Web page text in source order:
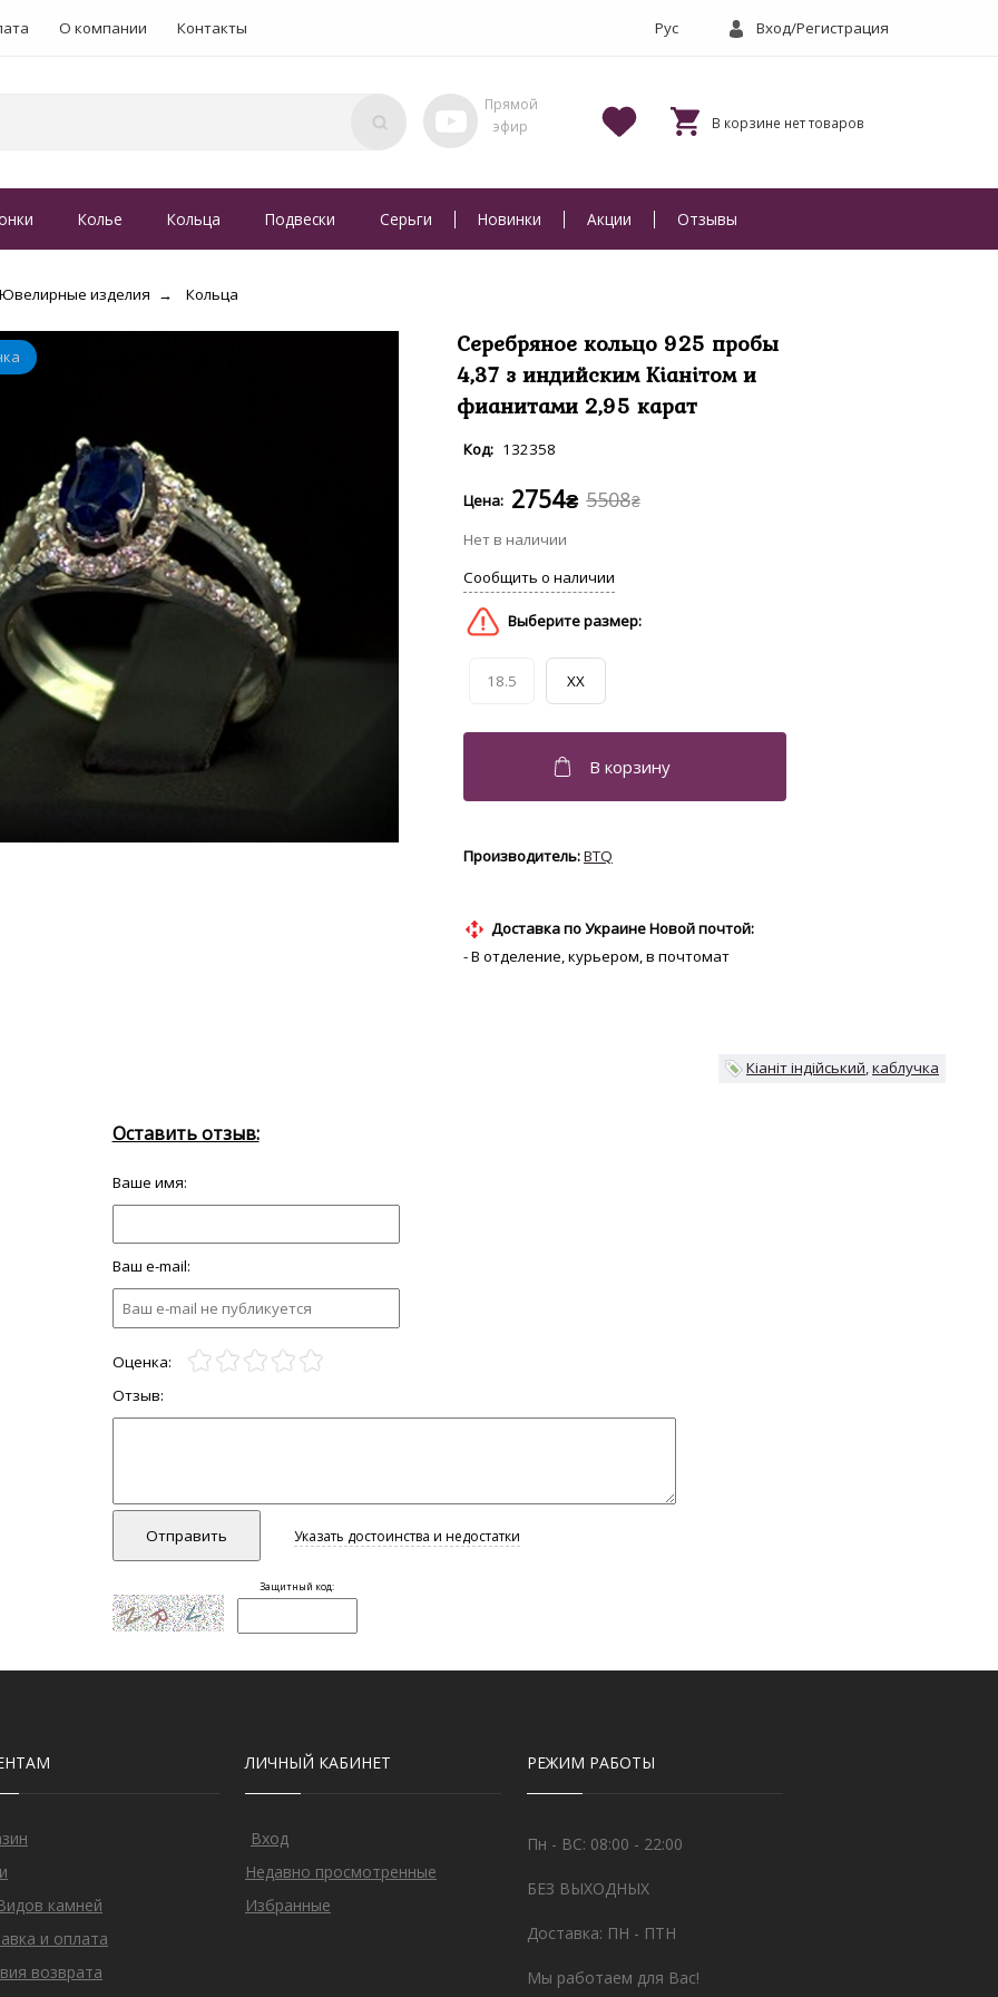
О компании Контакты Вход/Регистрация
Колье Кольца Подвески Серьги Новинки Акции Отзывы
Ювелирные изделия Кольца
Серебряное кольцо 925 пробы
4,37 з индийским Кіанітом и
фианитами 2,95 карат
132358
5508₴
2754₴
18.5 XX
BTQ
Доставка по Украине Новой почтой:
- В отделение, курьером, в почтомат
Кіаніт індійський каблучка
камней
и оплата
возврата
ЛИЧНЫЙ КАБИНЕТ
Вход
Недавно просмотренные
Избранные
РЕЖИМ РАБОТЫ
Пн - ВС: 08:00 - 22:00
БЕЗ ВЫХОДНЫХ
Доставка: ПН - ПТН
Мы работаем для Вас!